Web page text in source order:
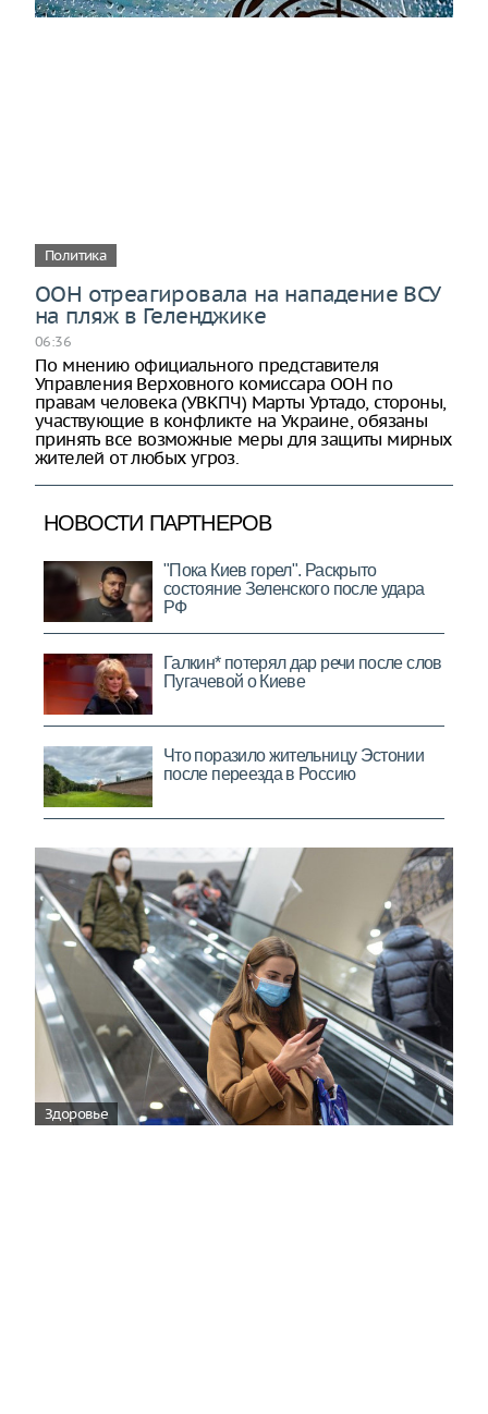
Политика
ООН отреагировала на нападение ВСУ
на пляж в Геленджике
06:36
По мнению официального представителя
Управления Верховного комиссара ООН по
правам человека (УВКПЧ) Марты Уртадо, стороны,
участвующие в конфликте на Украине, обязаны
принять все возможные меры для защиты мирных
жителей от любых угроз.
Здоровье